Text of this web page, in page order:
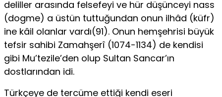
deliller arasında felsefeyi ve hür düşünceyi nass
(dogme) a üstün tuttuğundan onun ilhâd (küfr)
ine kâil olanlar vardı(91). Onun hemşehrisi büyük
tefsir sahibi Zamahşerî (1074-1134) de kendisi
gibi Mu’tezile’den olup Sultan Sancar’ın
dostlarından idi.
Türkçeye de tercüme ettiği kendi eseri